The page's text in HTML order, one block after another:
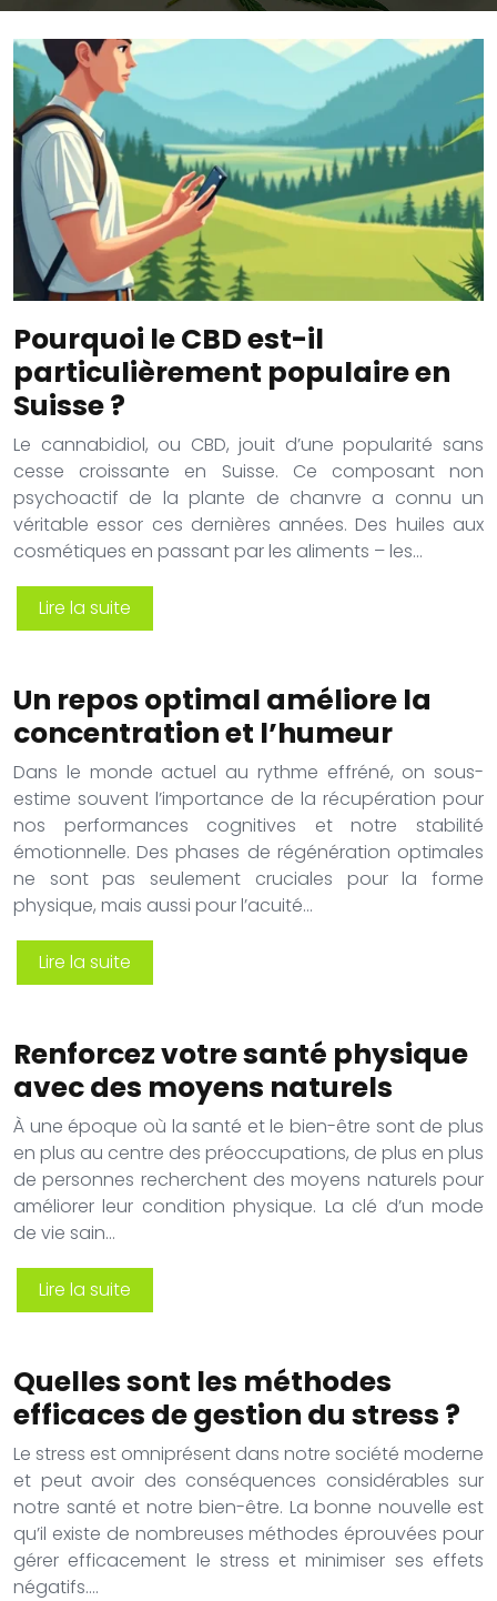
Pourquoi le CBD est-il
particulièrement populaire en
Suisse ?
Le cannabidiol, ou CBD, jouit d’une popularité sans
cesse croissante en Suisse. Ce composant non
psychoactif de la plante de chanvre a connu un
véritable essor ces dernières années. Des huiles aux
cosmétiques en passant par les aliments – les…
Lire la suite
Un repos optimal améliore la
concentration et l’humeur
Dans le monde actuel au rythme effréné, on sous-
estime souvent l’importance de la récupération pour
nos performances cognitives et notre stabilité
émotionnelle. Des phases de régénération optimales
ne sont pas seulement cruciales pour la forme
physique, mais aussi pour l’acuité…
Lire la suite
Renforcez votre santé physique
avec des moyens naturels
À une époque où la santé et le bien-être sont de plus
en plus au centre des préoccupations, de plus en plus
de personnes recherchent des moyens naturels pour
améliorer leur condition physique. La clé d’un mode
de vie sain…
Lire la suite
Quelles sont les méthodes
efficaces de gestion du stress ?
Le stress est omniprésent dans notre société moderne
et peut avoir des conséquences considérables sur
notre santé et notre bien-être. La bonne nouvelle est
qu’il existe de nombreuses méthodes éprouvées pour
gérer efficacement le stress et minimiser ses effets
négatifs….